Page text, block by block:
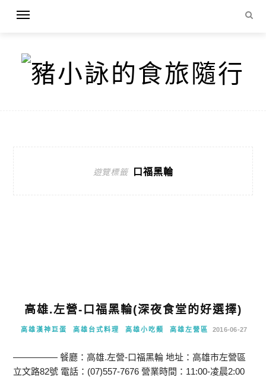
遊覽標籤 口福黑輪
高雄.左營-口福黑輪(深夜食堂的好選擇)
高雄漢神巨蛋 高雄台式料理 高雄小吃類 高雄左營區 2016-06-27
————— 餐廳：高雄.左營-口福黑輪 地址：高雄市左營區
立文路82號 電話：(07)557-7676 營業時間：11:00-凌晨2:00